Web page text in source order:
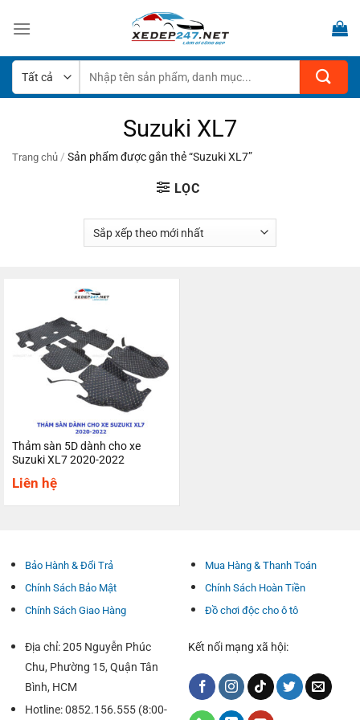
qua
dung
kiếm:
Suzuki XL7
Trang chủ / Sản phẩm được gắn thẻ “Suzuki XL7”
LỌC
Thảm sàn 5D dành cho xe
Suzuki XL7 2020-2022
Liên hệ
Bảo Hành & Đổi Trả
Chính Sách Bảo Mật
Chính Sách Giao Hàng
Mua Hàng & Thanh Toán
Chính Sách Hoàn Tiền
Đồ chơi độc cho ô tô
Địa chỉ: 205 Nguyễn Phúc
Chu, Phường 15, Quận Tân
Bình, HCM
Hotline: 0852.156.555 (8:00-
Kết nối mạng xã hội: